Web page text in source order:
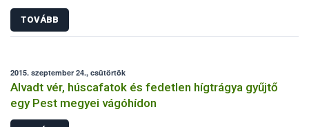
TOVÁBB
2015. szeptember 24., csütörtök
Alvadt vér, húscafatok és fedetlen hígtrágya gyűjtő
egy Pest megyei vágóhídon